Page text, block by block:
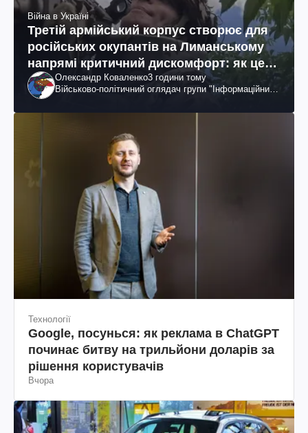
Війна в Україні
Третій армійський корпус створює для
російських окупантів на Лиманському
напрямі критичний дискомфорт: як це
вдалосяОлександр Коваленко3 години тому
Військово-політичний оглядач групи "Інформаційний
Технології
Google, посунься: як реклама в ChatGPT
починає битву на трильйони доларів за
рішення користувачів
Вчора